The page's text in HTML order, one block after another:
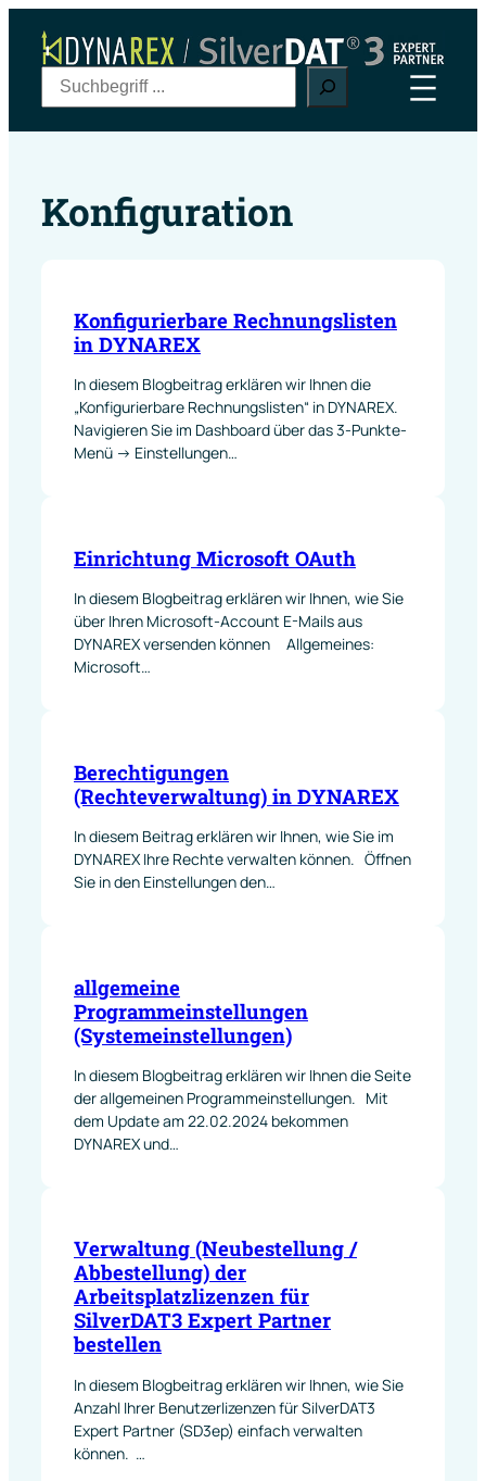
Inhalt
springen
u
c
n
Konfiguration
Konfigurierbare Rechnungslisten
in DYNAREX
In diesem Blogbeitrag erklären wir Ihnen die
„Konfigurierbare Rechnungslisten“ in DYNAREX.
Navigieren Sie im Dashboard über das 3-Punkte-
Menü -> Einstellungen…
Einrichtung Microsoft OAuth
In diesem Blogbeitrag erklären wir Ihnen, wie Sie
über Ihren Microsoft-Account E-Mails aus
DYNAREX versenden können Allgemeines:
Microsoft…
Berechtigungen
(Rechteverwaltung) in DYNAREX
In diesem Beitrag erklären wir Ihnen, wie Sie im
DYNAREX Ihre Rechte verwalten können. Öffnen
Sie in den Einstellungen den…
allgemeine
Programmeinstellungen
(Systemeinstellungen)
In diesem Blogbeitrag erklären wir Ihnen die Seite
der allgemeinen Programmeinstellungen. Mit
dem Update am 22.02.2024 bekommen
DYNAREX und…
Verwaltung (Neubestellung /
Abbestellung) der
Arbeitsplatzlizenzen für
SilverDAT3 Expert Partner
bestellen
In diesem Blogbeitrag erklären wir Ihnen, wie Sie
Anzahl Ihrer Benutzerlizenzen für SilverDAT3
Expert Partner (SD3ep) einfach verwalten
können. …